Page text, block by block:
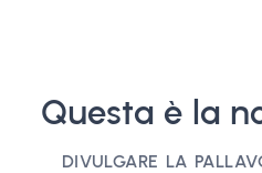
Questa è la
DIVULGARE LA